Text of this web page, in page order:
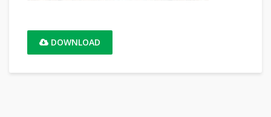
DOWNLOAD